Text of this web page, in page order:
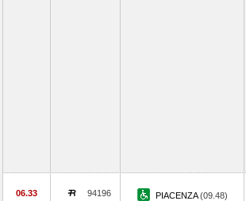
06.33 94196 PIACENZA(09.48)